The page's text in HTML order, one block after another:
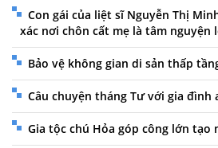
Con gái của liệt sĩ Nguyễn Thị
xác nơi chôn cất mẹ là tâm nguyện
Bảo vệ không gian di sản thấp
Câu chuyện tháng Tư với gia đình
Gia tộc chú Hỏa góp công lớn tạo